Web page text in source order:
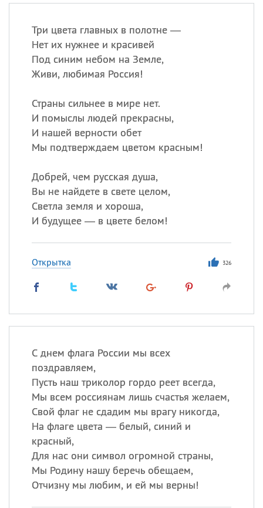
Три цвета главных в полотне —
Нет их нужнее и красивей
Под синим небом на Земле,
Живи, любимая Россия!
Страны сильнее в мире нет.
И помыслы людей прекрасны,
И нашей верности обет
Мы подтверждаем цветом красным!
Добрей, чем русская душа,
Вы не найдете в свете целом,
Светла земля и хороша,
И будущее — в цвете белом!
Открытка 326
С днем флага России мы всех
поздравляем,
Пусть наш триколор гордо реет всегда,
Мы всем россиянам лишь счастья желаем,
Свой флаг не сдадим мы врагу никогда,
На флаге цвета — белый, синий и
красный,
Для нас они символ огромной страны,
Мы Родину нашу беречь обещаем,
Отчизну мы любим, и ей мы верны!